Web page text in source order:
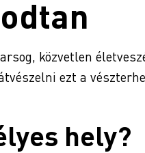
közvetlen
ezt a
hely?